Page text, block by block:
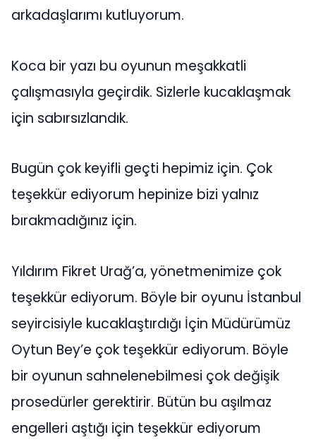
arkadaşlarımı kutluyorum.
Koca bir yazı bu oyunun meşakkatli
çalışmasıyla geçirdik. Sizlerle kucaklaşmak
için sabırsızlandık.
Bugün çok keyifli geçti hepimiz için. Çok
teşekkür ediyorum hepinize bizi yalnız
bırakmadığınız için.
Yıldırım Fikret Urağ’a, yönetmenimize çok
teşekkür ediyorum. Böyle bir oyunu İstanbul
seyircisiyle kucaklaştırdığı İçin Müdürümüz
Oytun Bey’e çok teşekkür ediyorum. Böyle
bir oyunun sahnelenebilmesi çok değişik
prosedürler gerektirir. Bütün bu aşılmaz
engelleri aştığı için teşekkür ediyorum